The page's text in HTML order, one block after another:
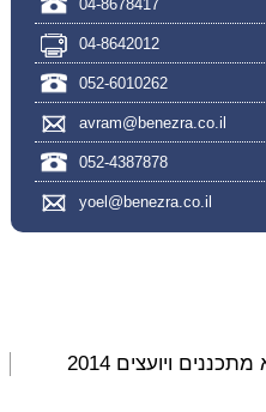
04-8678417
04-8642012
052-6010262
avram@benezra.co.il
052-4387878
yoel@benezra.co.il
ויועצים 2014